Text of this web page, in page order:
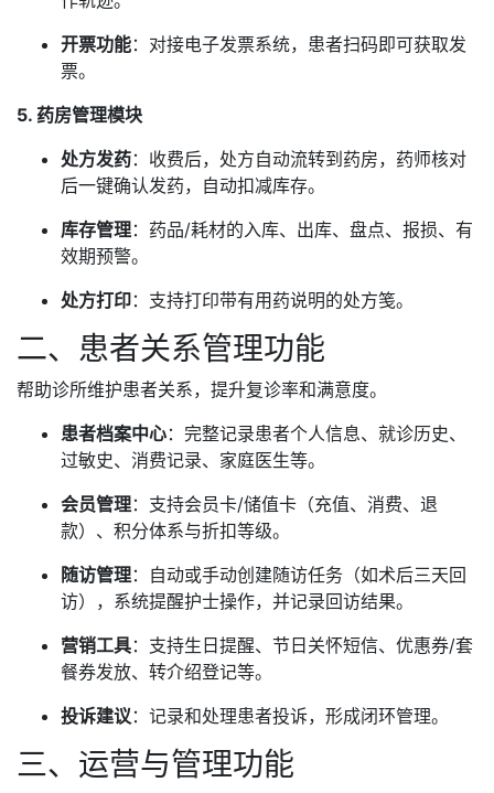
开票功能：对接电子发票系统，患者扫码即可获取发
票。
5. 药房管理模块
处方发药：收费后，处方自动流转到药房，药师核对
后一键确认发药，自动扣减库存。
库存管理：药品/耗材的入库、出库、盘点、报损、有
效期预警。
处方打印：支持打印带有用药说明的处方笺。
二、患者关系管理功能
帮助诊所维护患者关系，提升复诊率和满意度。
患者档案中心：完整记录患者个人信息、就诊历史、
过敏史、消费记录、家庭医生等。
会员管理：支持会员卡/储值卡（充值、消费、退
款）、积分体系与折扣等级。
随访管理：自动或手动创建随访任务（如术后三天回
访），系统提醒护士操作，并记录回访结果。
营销工具：支持生日提醒、节日关怀短信、优惠券/套
餐券发放、转介绍登记等。
投诉建议：记录和处理患者投诉，形成闭环管理。
三、运营与管理功能